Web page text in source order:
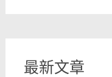
最新文章